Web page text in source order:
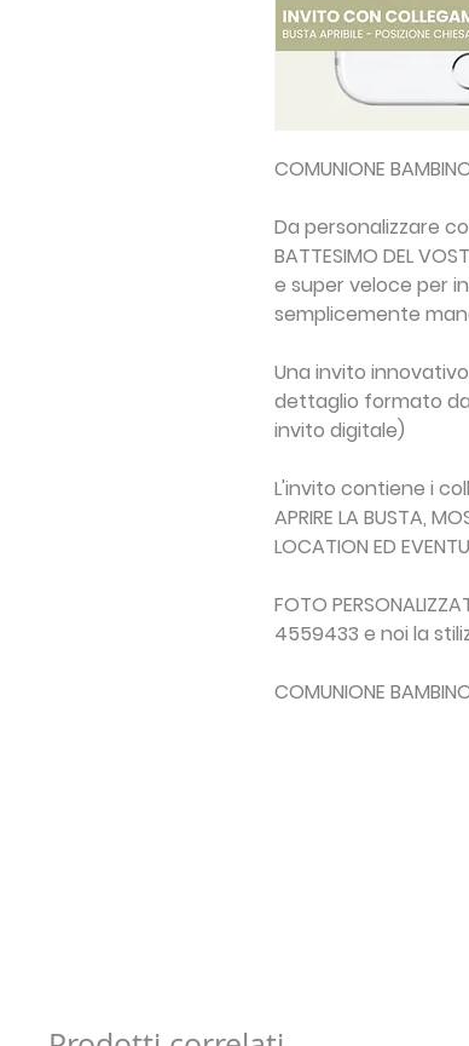
COMUNIONE
Da personalizzare
BATTESIMO DEL
e super veloce per
semplicemente
Una invito
dettaglio formato
invito digitale)
L'invito contiene i
APRIRE LA BUSTA,
LOCATION ED
FOTO
4559433 e noi la
COMUNIONE